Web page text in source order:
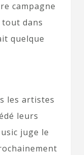
campagne
tout dans
quelque
les artistes
leurs
juge le